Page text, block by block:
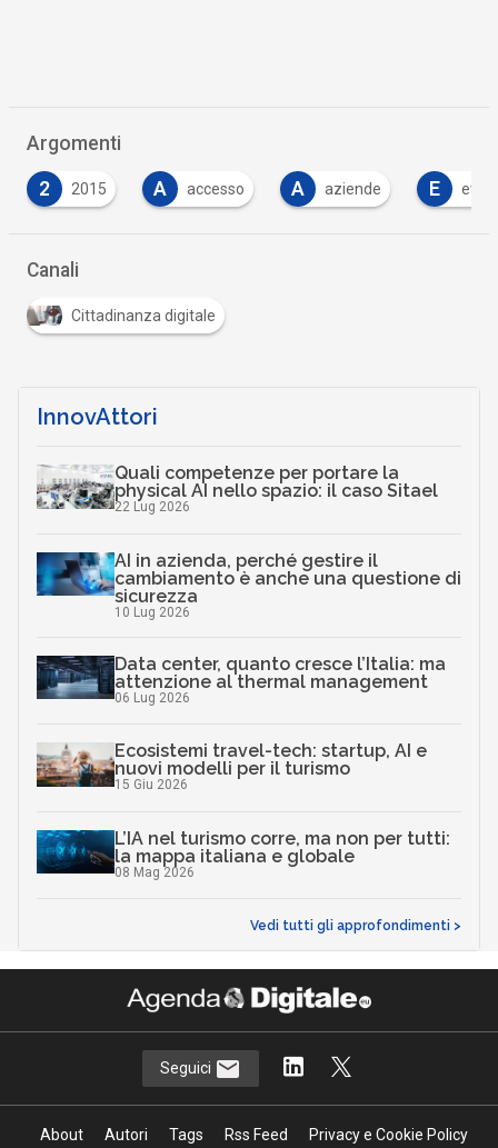
Argomenti
A accesso A aziende E eventi F
Canali
Cittadinanza digitale
InnovAttori
Quali competenze per portare la
physical AI nello spazio: il caso Sitael
22 Lug 2026
AI in azienda, perché gestire il
cambiamento è anche una questione di
sicurezza
10 Lug 2026
Data center, quanto cresce l’Italia: ma
attenzione al thermal management
06 Lug 2026
Ecosistemi travel-tech: startup, AI e
nuovi modelli per il turismo
15 Giu 2026
L’IA nel turismo corre, ma non per tutti:
la mappa italiana e globale
08 Mag 2026
Vedi tutti gli approfondimenti >
Seguici
About Autori Tags Rss Feed
Privacy e Cookie Policy